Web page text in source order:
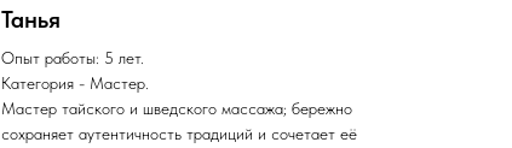
Танья
Опыт работы: 5 лет.
Категория - Мастер.
Мастер тайского и шведского массажа; бережно
сохраняет аутентичность традиций и сочетает её